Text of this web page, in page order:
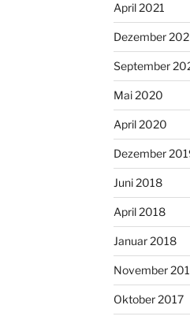
April 2021
Dezember
September
Mai 2020
April 2020
Dezember
Juni 2018
April 2018
Januar 2018
November
Oktober 2017